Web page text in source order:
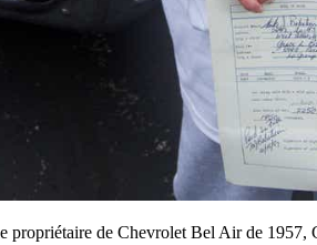
de Chevrolet Bel Air de 1957,